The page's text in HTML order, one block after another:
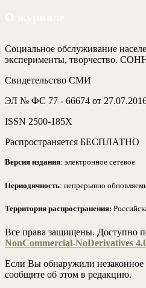
Социальное обслуживание
эксперименты, творчество.
Свидетельство СМИ
ЭЛ № ФС 77 - 66674 от
ISSN 2500-185Х
Распространяется БЕСПЛАТНО
Версия издания: электронное сетевое
Периодичность: непрерывно
Территория распространения:
Все права защищены. Доступно
NonCommercial-NoDerivatives
Если Вы обнаружили незаконное
сообщите об этом в редакцию.